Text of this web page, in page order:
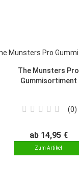
The Munsters Pro
Gummisortiment
0
ab 14,95 €